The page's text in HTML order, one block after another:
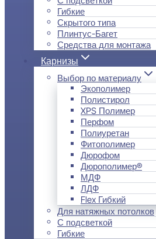
Гибкие
Скрытого типа
Плинтус-Багет
Средства для монтажа
Карнизы
Выбор по материалу
Экополимер
Полистирол
XPS Полимер
Перфом
Полиуретан
Фитополимер
Дюрофом
Дюрополимер®
МДФ
ЛДФ
Flex Гибкий
Для натяжных потолков
С подсветкой
Гибкие